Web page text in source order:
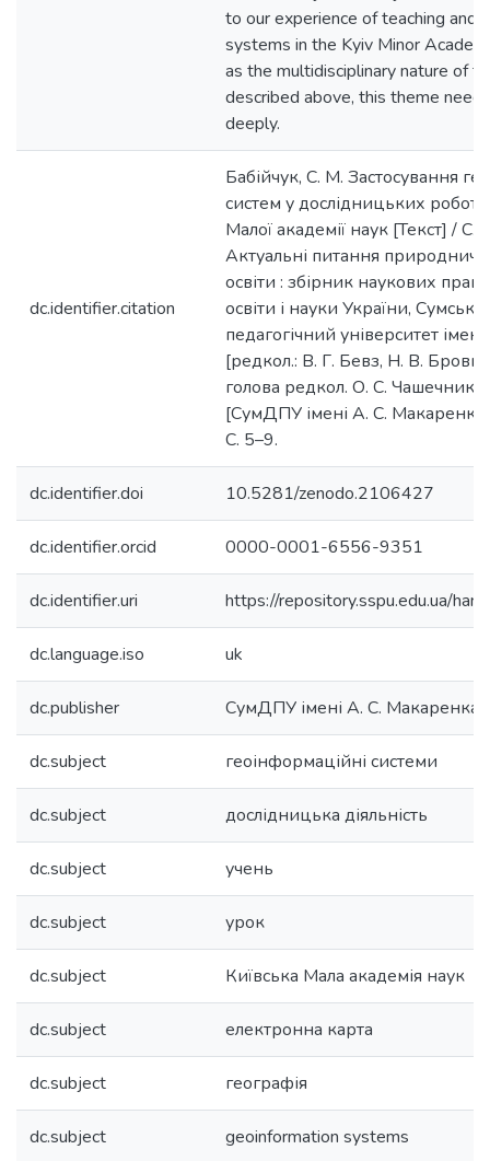
to our experience of teaching and
systems in the Kyiv Minor
as the multidisciplinary nature of
described above, this theme
deeply.
dc.identifier.citation
Бабійчук, С. М. Застосування
систем у дослідницьких
Малої академії наук [Текст] / С.
Актуальні питання
освіти : збірник наукових
освіти і науки України,
педагогічний університет
[редкол.: В. Г. Бевз, Н. В.
голова редкол. О. С.
[СумДПУ імені А. С.
С. 5–9.
dc.identifier.doi 10.5281/zenodo.2106427
dc.identifier.orcid 0000-0001-6556-9351
dc.identifier.uri https://repository.sspu.edu.ua/
dc.language.iso uk
dc.publisher СумДПУ імені А. С. Макаренка
dc.subject геоінформаційні системи
dc.subject дослідницька діяльність
dc.subject учень
dc.subject урок
dc.subject Київська Мала академія наук
dc.subject електронна карта
dc.subject географія
dc.subject geoinformation systems